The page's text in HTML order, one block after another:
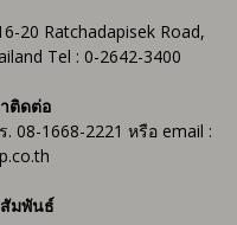
20 Ratchadapisek Road,
Tel : 0-2642-3400
ติดต่อ
1668-2221 หรือ email :
มพันธ์